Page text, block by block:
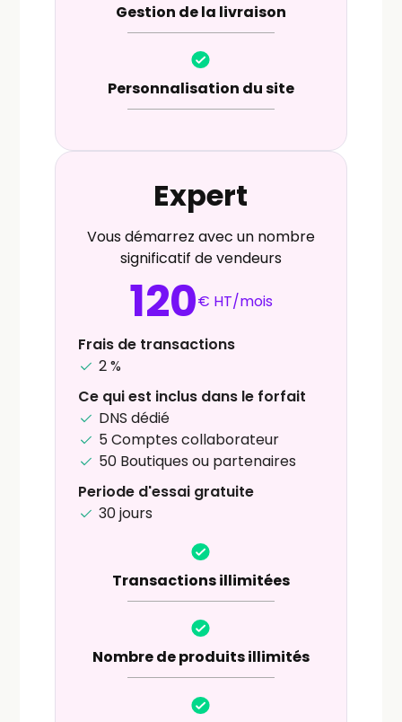
Gestion de la livraison
Personnalisation du site
Expert
Vous démarrez avec un nombre
significatif de vendeurs
120€ HT/mois
Frais de transactions
2 %
Ce qui est inclus dans le forfait
DNS dédié
5 Comptes collaborateur
50 Boutiques ou partenaires
Periode d'essai gratuite
30 jours
Transactions illimitées
Nombre de produits illimités